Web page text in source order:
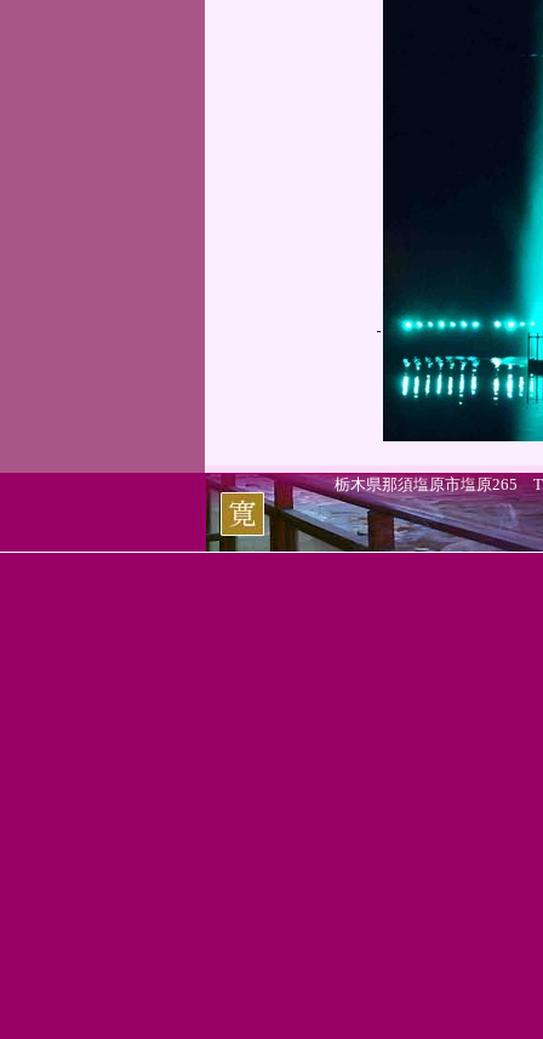
栃木県那須塩原市塩原265